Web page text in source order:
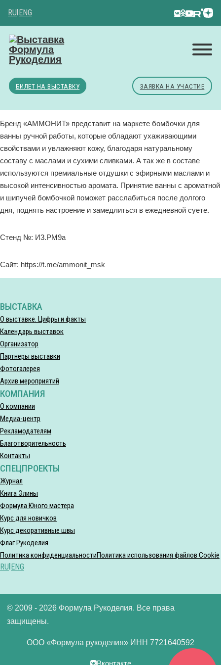
RU ENG
БИЛЕТ НА ВЫСТАВКУ ЗАЯВКА НА УЧАСТИЕ
Бренд «АММОНИТ» представит на маркете бомбочки для
ванны ручной работы, которые обладают ухаживающими
свойствами и увлажняют кожу, благодаря натуральному
составу с маслами и сухими сливками. А так же в составе
используются премиальные отдушки с эфирными маслами и
высокой интенсивностью аромата. Принятие ванны с ароматной
и шипучей бомбочкой поможет расслабиться после долгого
дня, поднять настроение и замедлиться в ежедневной суете.
Стенд №: И3.РМ9а
Сайт: https://t.me/ammonit_msk
ВЫСТАВКА
О выставке. Цифры и факты
Календарь выставок
Организатор
Партнеры выставки
Фотогалерея
Архив мероприятий
КОМПАНИЯ
О компании
Медиа-центр
Рекламодателям
Благотворительность
Контакты
СПЕЦПРОЕКТЫ
Журнал
Книга Элины
Формула Юного мастера
Курс для новичков
Курс декоративные швы
Флаг Рукоделия
Политика конфиденциальностиПолитика использования файлов Cookie
RU ENG
© 2009 - 2026 Формула Рукоделия. Все права
защищены.
ООО «Формула рукоделия» ИНН 7721640592
Вконтакте